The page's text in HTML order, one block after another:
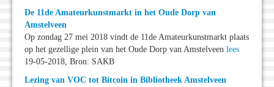
De 11de Amateurkunstmarkt in het Oude Dorp van
Amstelveen
Op zondag 27 mei 2018 vindt de 11de Amateurkunstmarkt plaats
op het gezellige plein van het Oude Dorp van Amstelveen lees
19-05-2018, Bron: SAKB
Lezing van VOC tot Bitcoin in Bibliotheek Amstelveen